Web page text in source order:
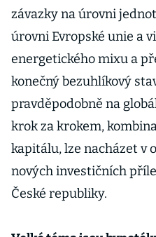
závazky na úrovni
úrovni Evropské unie a
energetického mixu a
konečný bezuhlíkový
pravděpodobně na
krok za krokem,
kapitálu, lze nacházet v
nových investičních
České republiky.